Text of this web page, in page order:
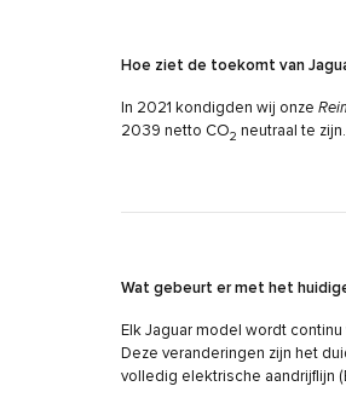
Hoe ziet de toekomt van
In 2021 kondigden wij onze
2039 netto CO2 neutraal te zijn.
Wat gebeurt er met het
Elk Jaguar model wordt
Deze veranderingen zijn het
volledig elektrische aandrijflijn